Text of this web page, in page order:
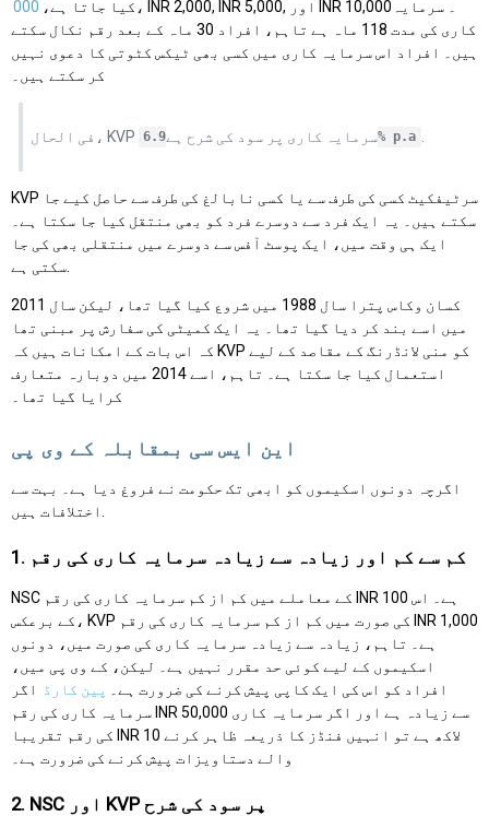
کیا جاتا ہے، 000
، INR 2,000, INR 5,000, اور INR 10,000۔ سرمایہ
کاری کی مدت 118 ماہ ہے تاہم، افراد 30 ماہ کے بعد رقم نکال سکتے
ہیں۔ افراد اس سرمایہ کاری میں کسی بھی ٹیکس کٹوتی کا دعوی نہیں
کر سکتے ہیں۔
فی الحال، KVP سرمایہ کاری پر سود کی شرح ہے6.9% p.a
KVP سرٹیفکیٹ کسی کی طرف سے یا کسی نابالغ کی طرف سے حاصل کیے جا
سکتے ہیں۔ یہ ایک فرد سے دوسرے فرد کو بھی منتقل کیا جا سکتا ہے۔
ایک ہی وقت میں، ایک پوسٹ آفس سے دوسرے میں منتقلی بھی کی جا
کسان وکاس پترا سال 1988 میں شروع کیا گیا تھا، لیکن سال 2011
میں اسے بند کر دیا گیا تھا۔ یہ ایک کمیٹی کی سفارش پر مبنی تھا
کہ اس بات کے امکانات ہیں کہ KVP کو منی لانڈرنگ کے مقاصد کے لیے
استعمال کیا جا سکتا ہے۔ تاہم، اسے 2014 میں دوبارہ متعارف
کرایا گیا تھا۔
این ایس سی بمقابلہ کے وی پی
اگرچہ دونوں اسکیموں کو ابھی تک حکومت نے فروغ دیا ہے۔ بہت سے
اختلافات ہیں.
1. کم سے کم اور زیادہ سے زیادہ سرمایہ کاری کی رقم
NSC کے معاملے میں کم از کم سرمایہ کاری کی رقم INR 100 ہے۔ اس
کے برعکس، KVP کی صورت میں کم از کم سرمایہ کاری کی رقم INR 1,000
ہے۔ تاہم، زیادہ سے زیادہ سرمایہ کاری کی صورت میں، دونوں
اسکیموں کے لیے کوئی حد مقرر نہیں ہے۔ لیکن، کے وی پی میں،
افراد کو اس کی ایک کاپی پیش کرنے کی ضرورت ہے۔
پین کارڈ
اگر
سرمایہ کاری کی رقم INR 50,000 سے زیادہ ہے اور اگر سرمایہ کاری
کی رقم تقریبا INR 10 لاکھ ہے تو انہیں فنڈز کا ذریعہ ظاہر کرنے
والے دستاویزات پیش کرنے کی ضرورت ہے۔
2. NSC اور KVP پر سود کی شرح